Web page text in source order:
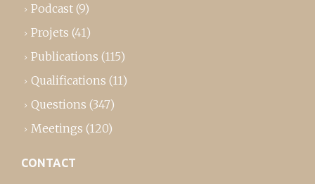
Podcast (9)
Projets (41)
Publications (115)
Qualifications (11)
Questions (347)
Meetings (120)
CONTACT